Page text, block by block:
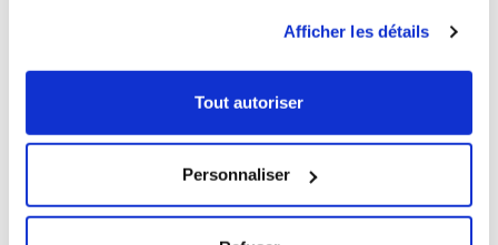
tout moment en consultant la Déclaration relative aux
cookies ou en cliquant sur l'icône de confidentialité.
géographique qui peuvent être précises à plusieurs
mètres près
Afficher les détails
Tout autoriser
Personnaliser
sans roulettes